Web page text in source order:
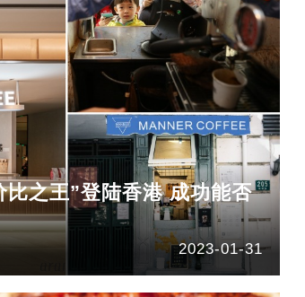
之王”登陆香港 成功能否
2023-01-31